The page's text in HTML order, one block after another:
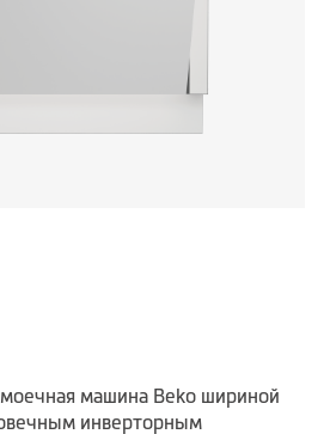
машина Beko шириной
инверторным